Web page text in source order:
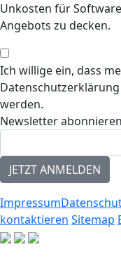
Unkosten für
Angebots zu decken.
Ich willige ein, dass
werden.
Newsletter abonnieren
Impressum
kontaktieren Sitemap